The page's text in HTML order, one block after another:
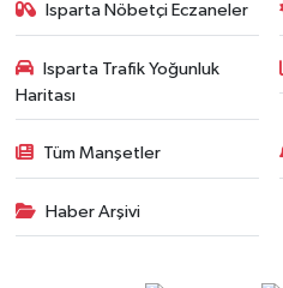
Isparta Nöbetçi Eczaneler
Isparta Trafik Yoğunluk
Haritası
Tüm Manşetler
Haber Arşivi